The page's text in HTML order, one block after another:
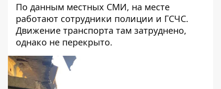
По данным местных СМИ, на месте
работают сотрудники полиции и ГСЧС.
Движение транспорта там затруднено,
однако не перекрыто.